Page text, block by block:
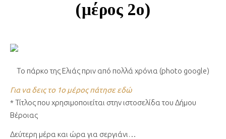
(μέρος 2ο)
Το πάρκο της Ελιάς πριν από πολλά χρόνια (photo google)
Για να δεις το 1ο μέρος πάτησε εδώ
* Τίτλος που χρησιμοποιείται στην ιστοσελίδα του Δήμου
Βέροιας
Δεύτερη μέρα και ώρα για σεργιάνι…